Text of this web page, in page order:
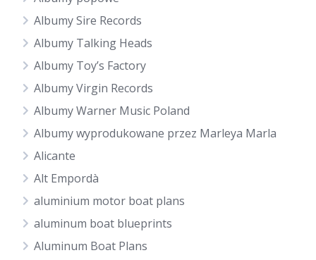
Albumy Sire Records
Albumy Talking Heads
Albumy Toy’s Factory
Albumy Virgin Records
Albumy Warner Music Poland
Albumy wyprodukowane przez Marleya Marla
Alicante
Alt Empordà
aluminium motor boat plans
aluminum boat blueprints
Aluminum Boat Plans